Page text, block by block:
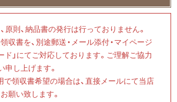
原則、納品書の発行は行っておりません。
収書を、別途郵送・メール添付・マイページ
ド」にてご対応しております。ご理解ご協力
申し上げます。
領収書希望の場合は、直接メールにて当店
願い致します。